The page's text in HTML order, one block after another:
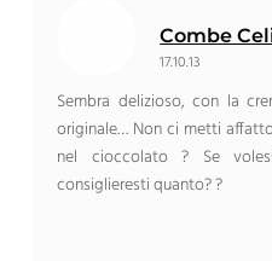
Combe
17.10.13
Sembra delizioso, con la
originale… Non ci metti
nel cioccolato ? Se
consiglieresti quanto? ?